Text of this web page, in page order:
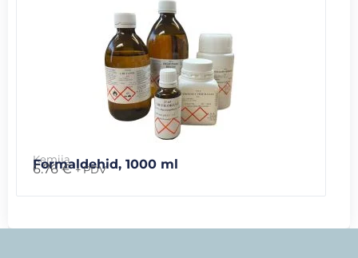
Kemija
Formaldehid, 1000 ml
6.76€ + PDV